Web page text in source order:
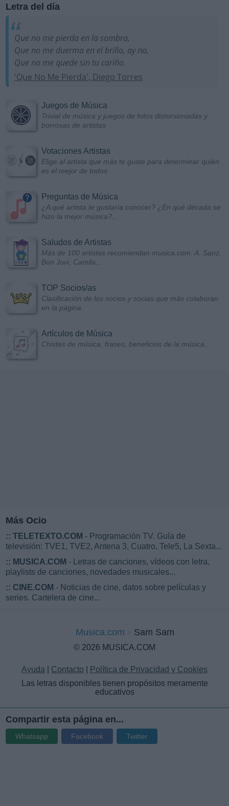
Letra del día
Que no me pierda en la sombra,
Que no me duerma en el brillo, ay no,
Que no me quede sin tu cariño.
'Que No Me Pierda', Diego Torres
Juegos de Música
Trivial de música y juegos de fotos distorsionadas y
borrosas de artistas
Votaciones Artistas
Elige al artista que más te guste para determinar quién
es el mejor de todos
Preguntas de Música
¿A qué artista te gustaría conocer? ¿En qué década se
hizo la mejor música?...
Saludos de Artistas
Más de 100 artistas recomiendan musica.com: A. Sanz,
Bon Jovi, Camila...
TOP Socios/as
Clasificación de los socios y socias que más colaboran
en la página
Artículos de Música
Chistes de música, frases, beneficios de la música...
Más Ocio
:: TELETEXTO.COM - Programación TV. Guía de
televisión: TVE1, TVE2, Antena 3, Cuatro, Tele5, La Sexta...
:: MUSICA.COM - Letras de canciones, vídeos con letra,
playlists de canciones, novedades musicales...
:: CINE.COM - Noticias de cine, datos sobre películas y
series. Cartelera de cine...
Musica.com Sam Sam
© 2026 MUSICA.COM
Ayuda Contacto
Política de Privacidad y Cookies
Las letras disponibles tienen propósitos meramente
educativos
Compartir esta página en...
Whatsapp Facebook Twitter